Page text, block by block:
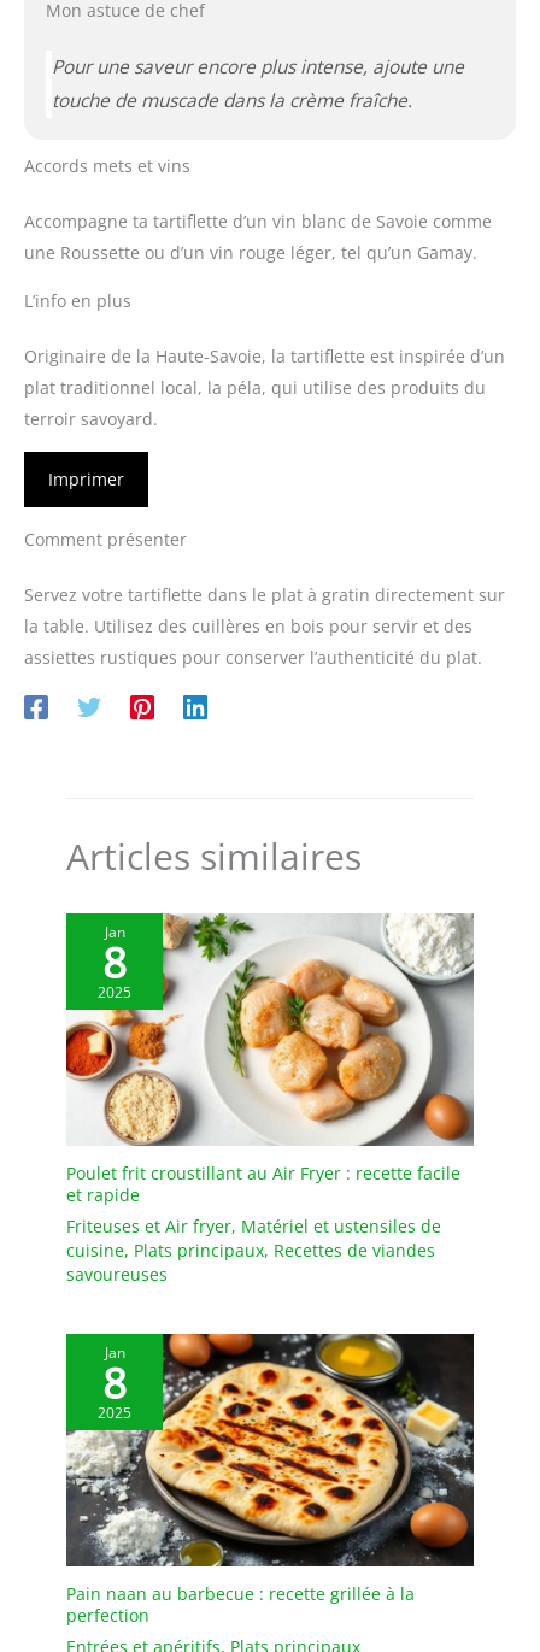
Mon astuce de chef
Pour une saveur encore plus intense, ajoute une
touche de muscade dans la crème fraîche.
Accords mets et vins
Accompagne ta tartiflette d’un vin blanc de Savoie comme
une Roussette ou d’un vin rouge léger, tel qu’un Gamay.
L’info en plus
Originaire de la Haute-Savoie, la tartiflette est inspirée d’un
plat traditionnel local, la péla, qui utilise des produits du
terroir savoyard.
Imprimer
Comment présenter
Servez votre tartiflette dans le plat à gratin directement sur
la table. Utilisez des cuillères en bois pour servir et des
assiettes rustiques pour conserver l’authenticité du plat.
Articles similaires
Jan
8
2025
Poulet frit croustillant au Air Fryer : recette facile
et rapide
Friteuses et Air fryer, Matériel et ustensiles de
cuisine, Plats principaux, Recettes de viandes
savoureuses
Jan
8
2025
Pain naan au barbecue : recette grillée à la
perfection
Entrées et apéritifs, Plats principaux